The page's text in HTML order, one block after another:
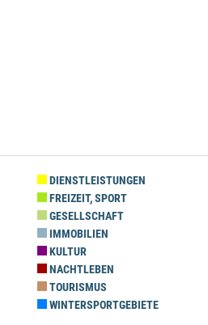
DIENSTLEISTUNGEN
FREIZEIT, SPORT
GESELLSCHAFT
IMMOBILIEN
KULTUR
NACHTLEBEN
TOURISMUS
WINTERSPORTGEBIETE